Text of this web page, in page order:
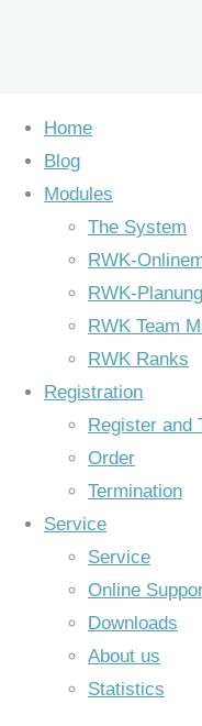
content
Home
Blog
Modules
The System
RWK-
RWK-Planung
RWK Team
RWK Ranks
Registration
Register and
Order
Termination
Service
Service
Online
Downloads
About us
Statistics
RWK-
Competition … fast,
RWK-
Rundenwettkampf ...
Anmeldung Info